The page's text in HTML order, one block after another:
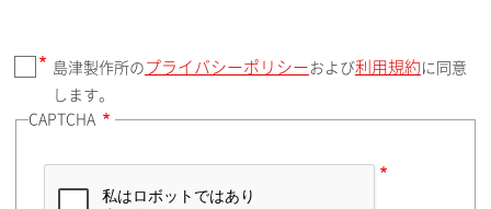
郵便番号（勤務先）
住所検索
島津製作所の プライバシーポリシーおよび利用規約 に同意
します。
CAPTCHA